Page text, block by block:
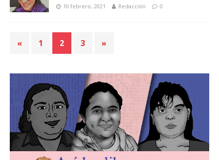
10 febrero, 2021 Redacción 0
« 1 2 3 »